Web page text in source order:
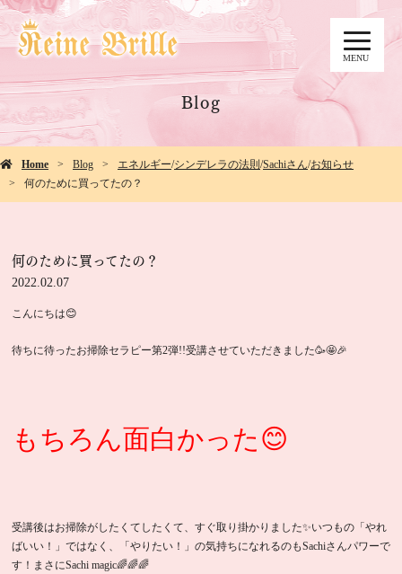
MENU
Blog
Home Blog エネルギー/シンデレラの法則/Sachiさん/お知らせ
何のために買ってたの？
何のために買ってたの？
2022.02.07
こんにちは😊
待ちに待ったお掃除セラピー第2弾!!受講させていただきました🥳🤩🎉
もちろん面白かった😊
受講後はお掃除がしたくてしたくて、すぐ取り掛かりました✨いつもの「やれ
ばいい！」ではなく、「やりたい！」の気持ちになれるのもSachiさんパワーで
す！まさにSachi magic🌈🌈🌈